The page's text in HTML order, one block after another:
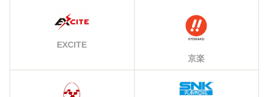
EXCITE
京楽